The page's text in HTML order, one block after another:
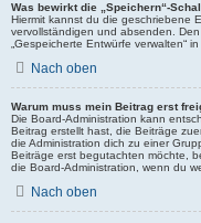
Was bewirkt die „Speichern“-
Hiermit kannst du die geschriebene
vervollständigen und absenden.
„Gespeicherte Entwürfe verwalten“
Nach oben
Warum muss mein Beitrag erst
Die Board-Administration kann
Beitrag erstellt hast, die Beiträge
die Administration dich zu einer
Beiträge erst begutachten möchte,
die Board-Administration, wenn du
Nach oben